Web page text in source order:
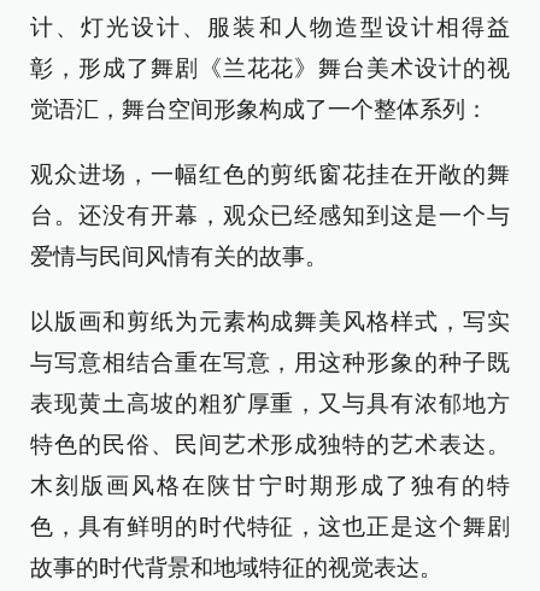
计、灯光设计、服装和人物造型设计相得益
彰，形成了舞剧《兰花花》舞台美术设计的视
觉语汇，舞台空间形象构成了一个整体系列：
观众进场，一幅红色的剪纸窗花挂在开敞的舞
台。还没有开幕，观众已经感知到这是一个与
爱情与民间风情有关的故事。
以版画和剪纸为元素构成舞美风格样式，写实
与写意相结合重在写意，用这种形象的种子既
表现黄土高坡的粗犷厚重，又与具有浓郁地方
特色的民俗、民间艺术形成独特的艺术表达。
木刻版画风格在陕甘宁时期形成了独有的特
色，具有鲜明的时代特征，这也正是这个舞剧
故事的时代背景和地域特征的视觉表达。